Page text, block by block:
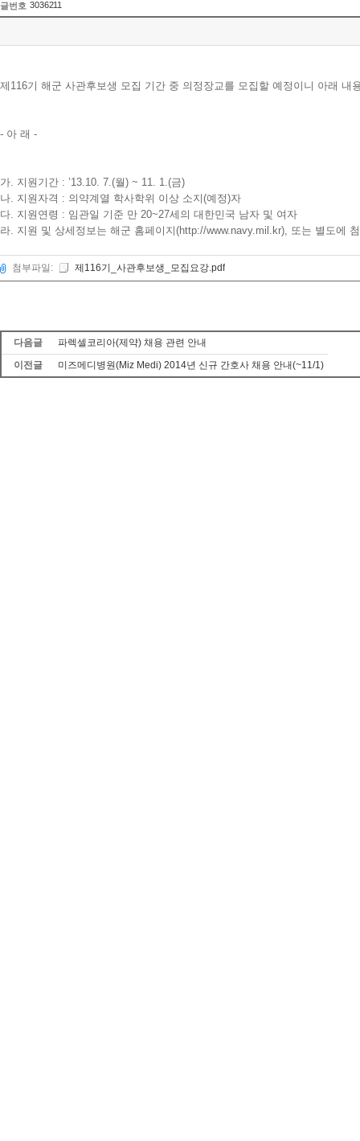
글번호 3036211
제116기 해군 사관후보생 모집 기간 중 의정장교를 모집할 예정이니 아래 내
- 아 래 -
가. 지원기간 : ’13.10. 7.(월) ~ 11. 1.(금)
나. 지원자격 : 의약계열 학사학위 이상 소지(예정)자
다. 지원연령 : 임관일 기준 만 20~27세의 대한민국 남자 및 여자
라. 지원 및 상세정보는 해군 홈페이지(http://www.navy.mil.kr), 또는 별도에
첨부파일: 제116기_사관후보생_모집요강.pdf
다음글
파렉셀코리아(제약) 채용 관련 안내
이전글
미즈메디병원(Miz Medi) 2014년 신규 간호사 채용 안내(~11/1)